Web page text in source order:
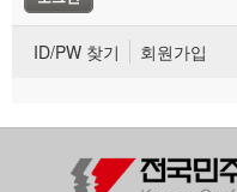
ID/PW 찾기 회원가입